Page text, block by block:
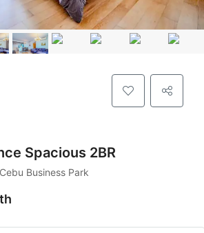
Spacious 2BR
Business Park